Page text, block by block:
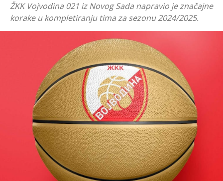
ŽKK Vojvodina 021 iz Novog Sada napravio je značajne
korake u kompletiranju tima za sezonu 2024/2025.